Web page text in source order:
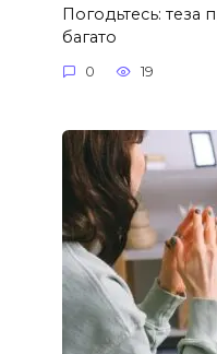
Погодьтесь: теза
багато
0 19